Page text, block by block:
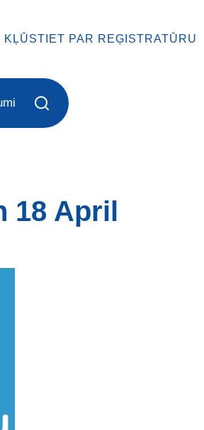
KĻŪSTIET PAR REĢISTRATŪRU
18 April